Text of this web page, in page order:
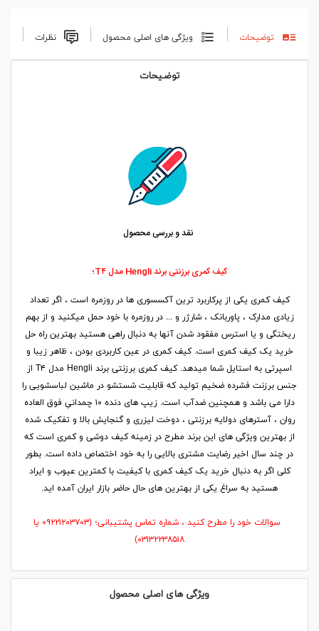
توضیحات ویژگی های اصلی محصول نظرات
توضیحات
نقد و بررسی محصول
کیف کمری برزنتی برند Hengli مدل T۴؛
کیف کمری یکی از پرکاربرد ترین آکسسوری ها در روزمره است ، اگر تعداد
زیادی مدارک ، پاوربانک ، شارژر و ... در روزمره با خود حمل میکنید و از بهم
ریختگی و یا استرس مفقود شدن آنها به دنبال راهی هستید بهترین راه حل
خرید یک کیف کمری است. کیف کمری در عین کاربردی بودن ، ظاهر زیبا و
اسپرتی به استایل شما میدهد. کیف کمری برزنتی برند Hengli مدل T۴ از
جنس برزنت فشرده ضخیم تولید که قابلیت شستشو در ماشین لباسشویی را
دارا می باشد و همچنین ضدآب است. زیپ های دنده ۱۰ چمدانیِ فوق العاده
روان ، آسترهای دولایه برزنتی ، دوخت لیزری و گنجایش بالا و تفکیک شده
از بهترین ویژگی های این برند مطرح در زمینه کیف دوشی و کمری است که
در چند سال اخیر رضایت مشتری بالایی را به خود اختصاص داده است. بطور
کلی اگر به دنبال خرید یک کیف کمری با کیفیت با کمترین عیوب و ایراد
هستید به سراغ یکی از بهترین های حال حاضر بازار ایران آمده اید.
سوالات خود را مطرح کنید ، شماره تماس پشتیبانی؛ (۰۹۲۲۱۲۰۳۷۰۳ یا
۰۳۱۳۲۲۳۸۵۱۸)
ویژگی های اصلی محصول